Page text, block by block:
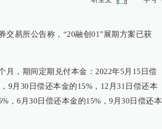
交易所公告称，“20融创01”展期方案已获
月，期间定期兑付本金：2022年5月15日偿
9月30日偿还本金的15%，12月31日偿还本
，6月30日偿还本金的15%，9月30日偿还本